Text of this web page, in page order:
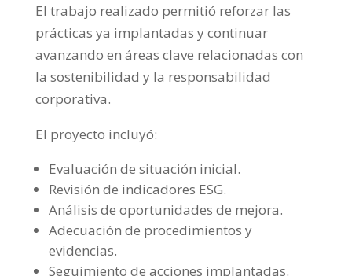
El trabajo realizado permitió reforzar las
prácticas ya implantadas y continuar
avanzando en áreas clave relacionadas con
la sostenibilidad y la responsabilidad
corporativa.
El proyecto incluyó:
Evaluación de situación inicial.
Revisión de indicadores ESG.
Análisis de oportunidades de mejora.
Adecuación de procedimientos y
evidencias.
Seguimiento de acciones implantadas.